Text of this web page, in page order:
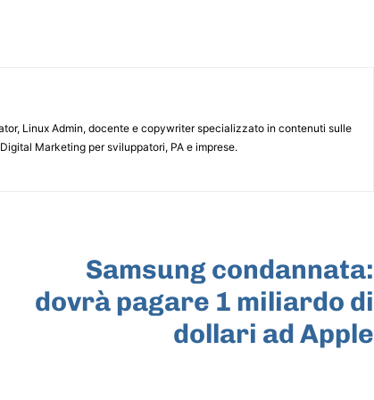
Linux Admin, docente e copywriter specializzato in contenuti sulle
Marketing per sviluppatori, PA e imprese.
Samsung condannata:
dovrà pagare 1 miliardo di
dollari ad Apple